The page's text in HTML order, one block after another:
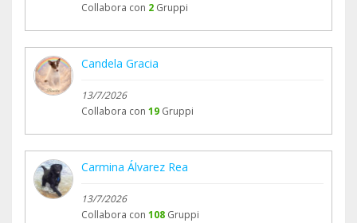
Collabora con 2 Gruppi
Candela Gracia
13/7/2026
Collabora con 19 Gruppi
Carmina Álvarez Rea
13/7/2026
Collabora con 108 Gruppi